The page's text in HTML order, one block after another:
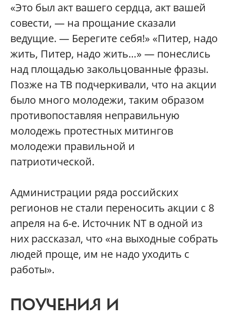
«Это был акт вашего сердца, акт вашей
совести, — на прощание сказали
ведущие. — Берегите себя!» «Питер, надо
жить, Питер, надо жить…» — понеслись
над площадью закольцованные фразы.
Позже на ТВ подчеркивали, что на акции
было много молодежи, таким образом
противопоставляя неправильную
молодежь протестных митингов
молодежи правильной и
патриотической.
Администрации ряда российских
регионов не стали переносить акции с 8
апреля на 6-е. Источник NT в одной из
них рассказал, что «на выходные собрать
людей проще, им не надо уходить с
работы».
ПОУЧЕНИЯ И